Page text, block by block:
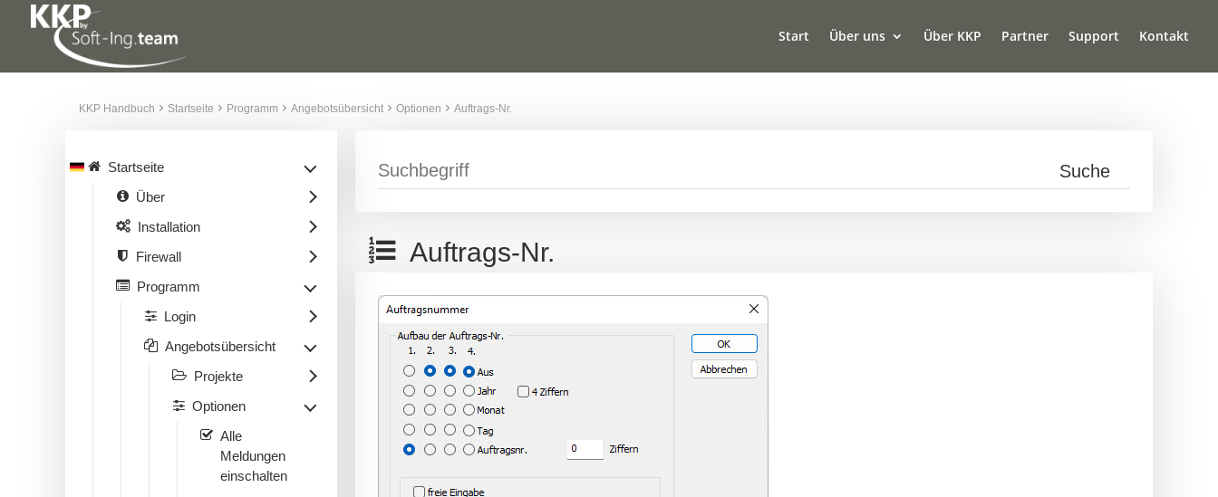
Start Über uns Über KKP Partner Support Kontakt
KKP Handbuch Startseite Programm Angebotsübersicht Optionen Auftrags-Nr.
Auftrags-Nr.
Startseite
Über
Installation
Firewall
Programm
Login
Angebotsübersicht
Projekte
Optionen
Alle
Meldungen
einschalten